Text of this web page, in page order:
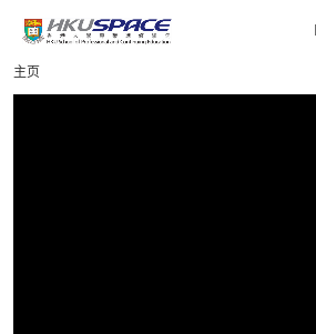
content
Main
content
主页